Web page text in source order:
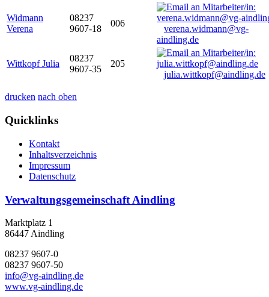
Widmann
Verena
08237
9607-18
006
verena.widmann@vg-
aindling.de
Wittkopf Julia
08237
9607-35
205
julia.wittkopf@aindling.de
drucken nach oben
Quicklinks
Kontakt
Inhaltsverzeichnis
Impressum
Datenschutz
Verwaltungsgemeinschaft Aindling
Marktplatz 1
86447 Aindling
08237 9607-0
08237 9607-50
info@vg-aindling.de
www.vg-aindling.de